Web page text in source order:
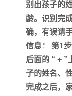
别出孩子的
龄。识别完
确，有误请
信息： 第1
后面的 “ + ”
子的姓名、
完成之后，